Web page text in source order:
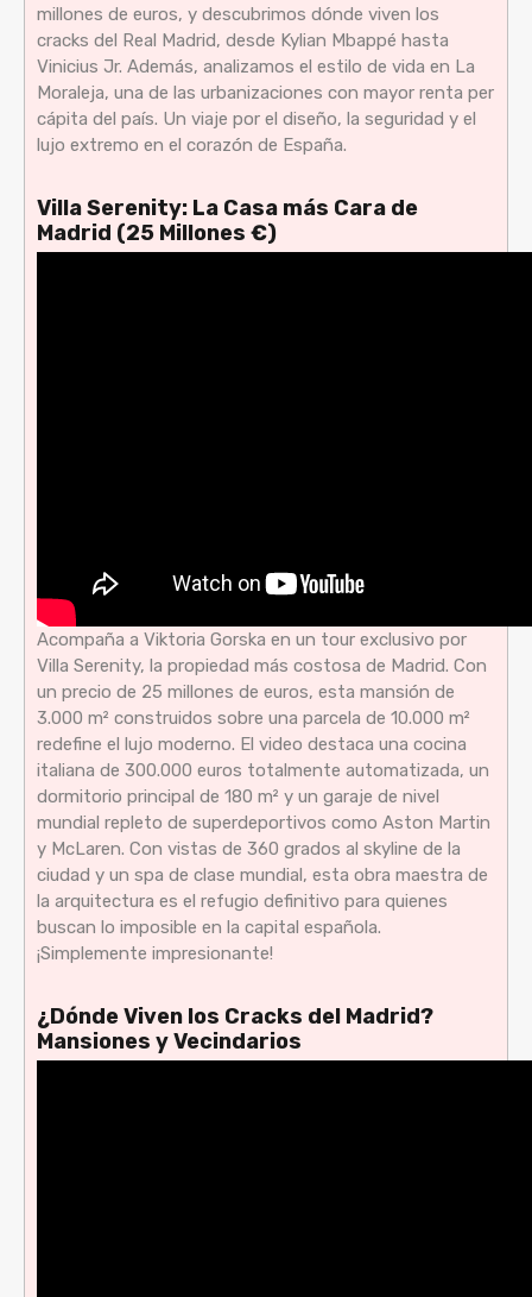
millones de euros, y descubrimos dónde viven los
cracks del Real Madrid, desde Kylian Mbappé hasta
Vinicius Jr. Además, analizamos el estilo de vida en La
Moraleja, una de las urbanizaciones con mayor renta per
cápita del país. Un viaje por el diseño, la seguridad y el
lujo extremo en el corazón de España.
Villa Serenity: La Casa más Cara de
Madrid (25 Millones €)
Acompaña a Viktoria Gorska en un tour exclusivo por
Villa Serenity, la propiedad más costosa de Madrid. Con
un precio de 25 millones de euros, esta mansión de
3.000 m² construidos sobre una parcela de 10.000 m²
redefine el lujo moderno. El video destaca una cocina
italiana de 300.000 euros totalmente automatizada, un
dormitorio principal de 180 m² y un garaje de nivel
mundial repleto de superdeportivos como Aston Martin
y McLaren. Con vistas de 360 grados al skyline de la
ciudad y un spa de clase mundial, esta obra maestra de
la arquitectura es el refugio definitivo para quienes
buscan lo imposible en la capital española.
¡Simplemente impresionante!
¿Dónde Viven los Cracks del Madrid?
Mansiones y Vecindarios